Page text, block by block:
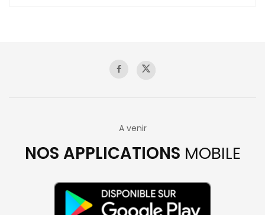
A venir
NOS APPLICATIONS MOBILE